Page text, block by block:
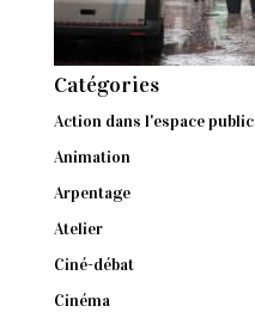
Catégories
Action dans l'espace public
Animation
Arpentage
Atelier
Ciné-débat
Cinéma